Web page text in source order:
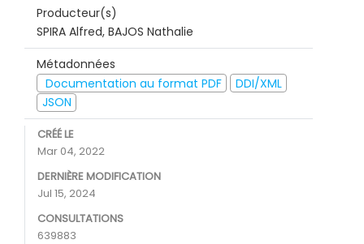
Producteur(s)
SPIRA Alfred, BAJOS Nathalie
Métadonnées
Documentation au format PDF
DDI/XML
JSON
CRÉÉ LE
Mar 04, 2022
DERNIÈRE MODIFICATION
Jul 15, 2024
CONSULTATIONS
639883